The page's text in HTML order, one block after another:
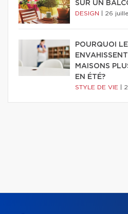
SUR UN
DESIGN 26
POURQUOI
MAISONS
EN ÉTÉ?
STYLE DE VIE